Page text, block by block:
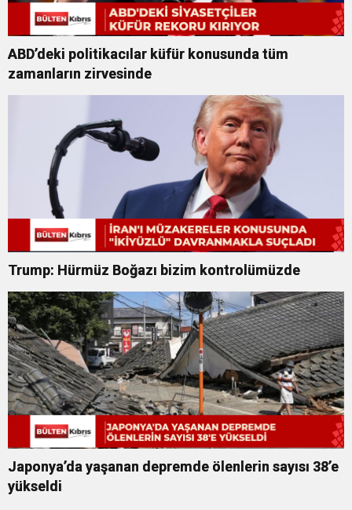
ABD’deki politikacılar küfür konusunda tüm
zamanların zirvesinde
Trump: Hürmüz Boğazı bizim kontrolümüzde
Japonya’da yaşanan depremde ölenlerin sayısı 38’e
yükseldi